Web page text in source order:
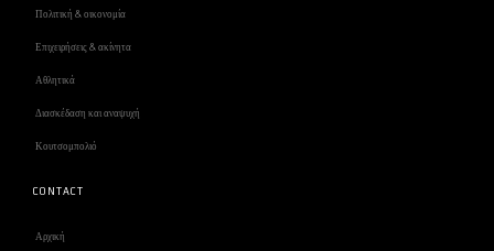
Πολιτική & οικονομία
Επιχειρήσεις & ακίνητα
Αθλητικά
Διασκέδαση και αναψυχή
Κουτσομπολιό
CONTACT
Αρχική